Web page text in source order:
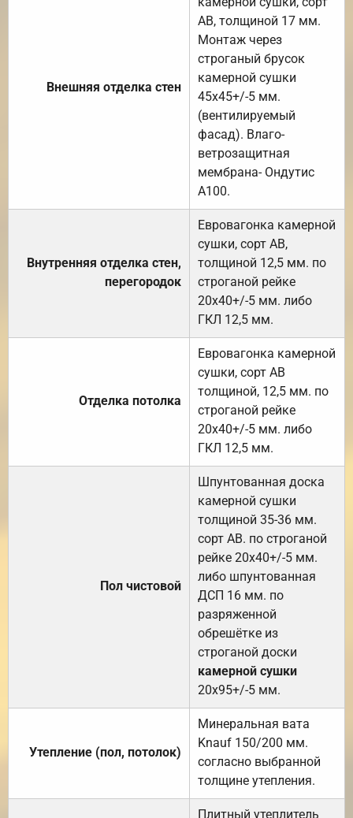
Внешняя отделка стен
АВ, толщиной 17 мм.
Монтаж через
строганый брусок
камерной сушки
45х45+/-5 мм.
(вентилируемый
фасад). Влаго-
ветрозащитная
мембрана- Ондутис
А100.
Внутренняя отделка стен,
перегородок
Евровагонка камерной
сушки, сорт АВ,
толщиной 12,5 мм. по
строганой рейке
20х40+/-5 мм. либо
ГКЛ 12,5 мм.
Отделка потолка
Евровагонка камерной
сушки, сорт АВ
толщиной, 12,5 мм. по
строганой рейке
20х40+/-5 мм. либо
ГКЛ 12,5 мм.
Пол чистовой
Шпунтованная доска
камерной сушки
толщиной 35-36 мм.
сорт АВ. по строганой
рейке 20х40+/-5 мм.
либо шпунтованная
ДСП 16 мм. по
разряженной
обрешётке из
строганой доски
камерной сушки
20х95+/-5 мм.
Утепление (пол, потолок)
Минеральная вата
Knauf 150/200 мм.
согласно выбранной
толщине утепления.
Плитный утеплитель